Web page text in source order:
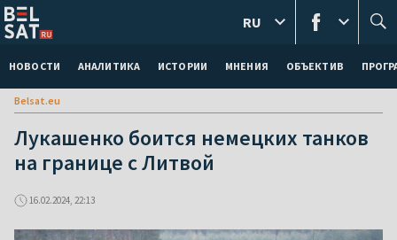
НОВОСТИ АНАЛИТИКА ИСТОРИИ МНЕНИЯ ОБЪЕКТИВ
RU
Belsat.eu
Лукашенко боится немецких танков
на границе с Литвой
16.02.2024, 22:13